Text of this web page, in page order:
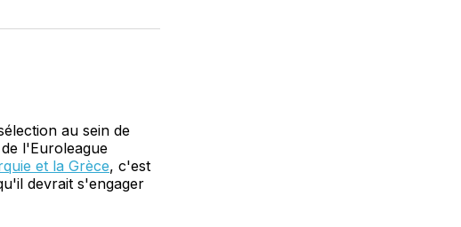
Facebook
LinkedInWhatsApp
Courriel
au sein de
l'Euroleague
et la Grèce, c'est
devrait s'engager